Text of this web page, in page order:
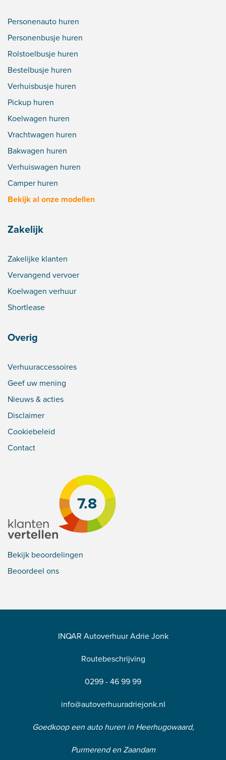
Personenauto huren
Personenbusje huren
Rolstoelbusje huren
Bestelbusje huren
Verhuisbusje huren
Pickup huren
Koelwagen huren
Vrachtwagen huren
Bakwagen huren
Verhuiswagen huren
Camper huren
Bekijk al onze modellen
Zakelijk
Zakelijke klanten
Vervangend vervoer
Koelwagen verhuur
Shortlease
Overig
Verhuuraccessoires
Geef uw mening
Nieuws & acties
Disclaimer
Cookiebeleid
Contact
7.8
Bekijk beoordelingen
Beoordeel ons
INQAR Autoverhuur Adrie Jonk
Routebeschrijving
0299 - 46 99 99
info@autoverhuuradriejonk.nl
Goedkoop een auto huren in Heerhugowaard,
Purmerend en Zaandam